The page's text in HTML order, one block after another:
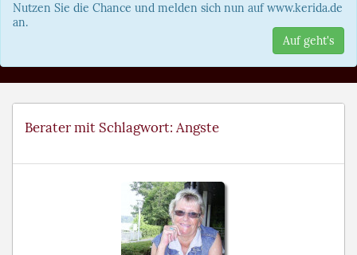
Nutzen Sie die Chance und melden sich nun auf www.kerida.de
an.
Auf geht's
Berater mit Schlagwort: Angste